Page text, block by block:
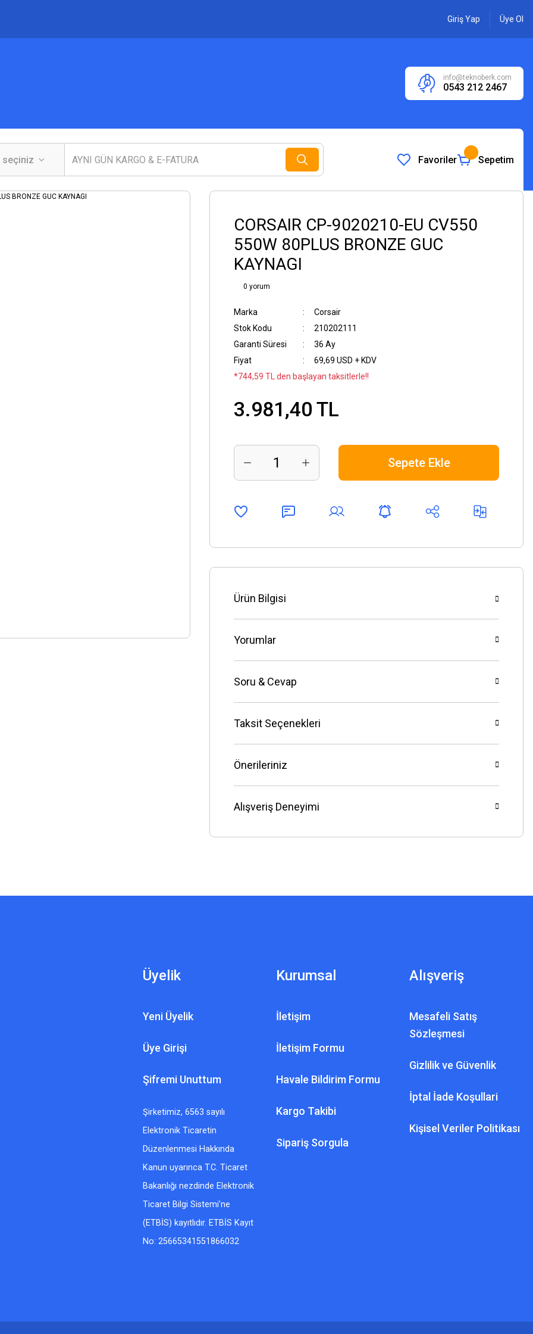
Giriş Yap Üye Ol
info@teknoberk.com
0543 212 2467
Favoriler Sepetim
CORSAIR CP-9020210-EU CV550
550W 80PLUS BRONZE GUC
KAYNAGI
0 yorum
Marka
Corsair
Stok Kodu
210202111
Garanti Süresi
36 Ay
Fiyat
69,69 USD + KDV
*744,59 TL den başlayan taksitlerle!!
3.981,40 TL
Sepete Ekle
Ürün Bilgisi
Yorumlar
Soru & Cevap
Taksit Seçenekleri
Önerileriniz
Alışveriş Deneyimi
Üyelik
Yeni Üyelik
Üye Girişi
Şifremi Unuttum
Şirketimiz, 6563 sayılı
Elektronik Ticaretin
Düzenlenmesi Hakkında
Kanun uyarınca T.C. Ticaret
Bakanlığı nezdinde Elektronik
Ticaret Bilgi Sistemi’ne
(ETBİS) kayıtlıdır. ETBİS Kayıt
No: 25665341551866032
Kurumsal
İletişim
İletişim Formu
Havale Bildirim Formu
Kargo Takibi
Sipariş Sorgula
Alışveriş
Mesafeli Satış
Sözleşmesi
Gizlilik ve Güvenlik
İptal İade Koşullari
Kişisel Veriler Politikası